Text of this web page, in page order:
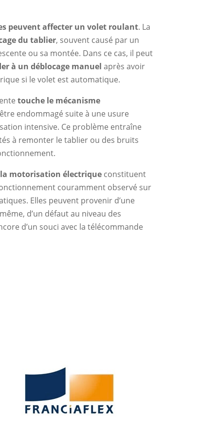
peuvent affecter un volet roulant. La
du tablier, souvent causé par un
ou sa montée. Dans ce cas, il peut
à un déblocage manuel après avoir
si le volet est automatique.
touche le mécanisme
endommagé suite à une usure
intensive. Ce problème entraîne
à remonter le tablier ou des bruits
motorisation électriqueconstituent
couramment observé sur
Elles peuvent provenir d’une
d’un défaut au niveau des
d’un souci avec la télécommande